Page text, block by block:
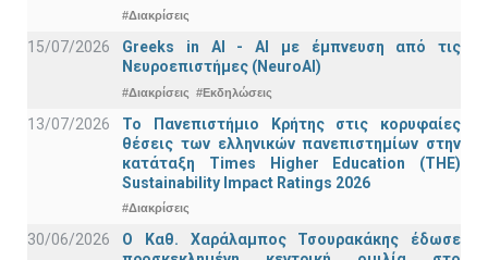
#Διακρίσεις
15/07/2026
Greeks in AI - ΑΙ με έμπνευση από τις
Νευροεπιστήμες (NeuroAI)
#Διακρίσεις #Εκδηλώσεις
13/07/2026
Το Πανεπιστήμιο Κρήτης στις κορυφαίες
θέσεις των ελληνικών πανεπιστημίων στην
κατάταξη Times Higher Education (ΤΗΕ)
Sustainability Impact Ratings 2026
#Διακρίσεις
30/06/2026
Ο Καθ. Χαράλαμπος Τσουρακάκης έδωσε